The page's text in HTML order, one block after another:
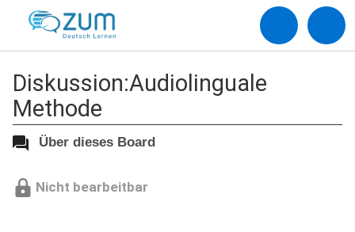
Diskussion:Audiolinguale
Methode
Über dieses Board
Nicht bearbeitbar